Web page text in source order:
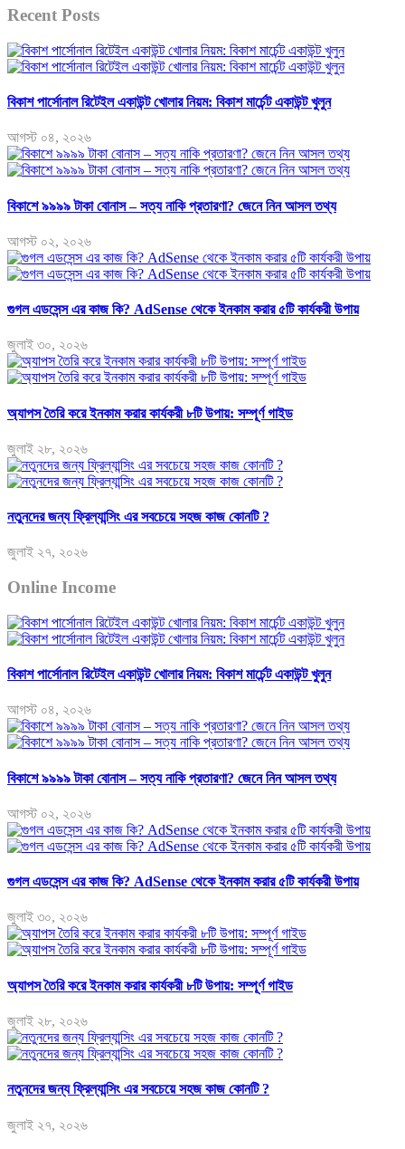
Recent Posts
বিকাশ পার্সোনাল রিটেইল একাউন্ট খোলার নিয়ম: বিকাশ মার্চেন্ট একাউন্ট খুলুন
আগস্ট ০৪, ২০২৬
বিকাশে ৯৯৯৯ টাকা বোনাস – সত্য নাকি প্রতারণা? জেনে নিন আসল তথ্য
আগস্ট ০২, ২০২৬
গুগল এডসেন্স এর কাজ কি? AdSense থেকে ইনকাম করার ৫টি কার্যকরী উপায়
জুলাই ৩০, ২০২৬
অ্যাপস তৈরি করে ইনকাম করার কার্যকরী ৮টি উপায়: সম্পূর্ণ গাইড
জুলাই ২৮, ২০২৬
নতুনদের জন্য ফ্রিল্যান্সিং এর সবচেয়ে সহজ কাজ কোনটি ?
জুলাই ২৭, ২০২৬
Online Income
বিকাশ পার্সোনাল রিটেইল একাউন্ট খোলার নিয়ম: বিকাশ মার্চেন্ট একাউন্ট খুলুন
আগস্ট ০৪, ২০২৬
বিকাশে ৯৯৯৯ টাকা বোনাস – সত্য নাকি প্রতারণা? জেনে নিন আসল তথ্য
আগস্ট ০২, ২০২৬
গুগল এডসেন্স এর কাজ কি? AdSense থেকে ইনকাম করার ৫টি কার্যকরী উপায়
জুলাই ৩০, ২০২৬
অ্যাপস তৈরি করে ইনকাম করার কার্যকরী ৮টি উপায়: সম্পূর্ণ গাইড
জুলাই ২৮, ২০২৬
নতুনদের জন্য ফ্রিল্যান্সিং এর সবচেয়ে সহজ কাজ কোনটি ?
জুলাই ২৭, ২০২৬